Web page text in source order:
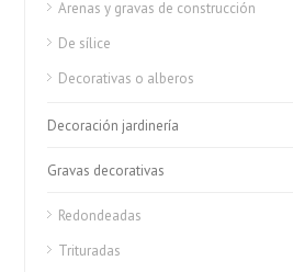
Arenas y gravas de construcción
De sílice
Decorativas o alberos
Decoración jardinería
Gravas decorativas
Redondeadas
Trituradas